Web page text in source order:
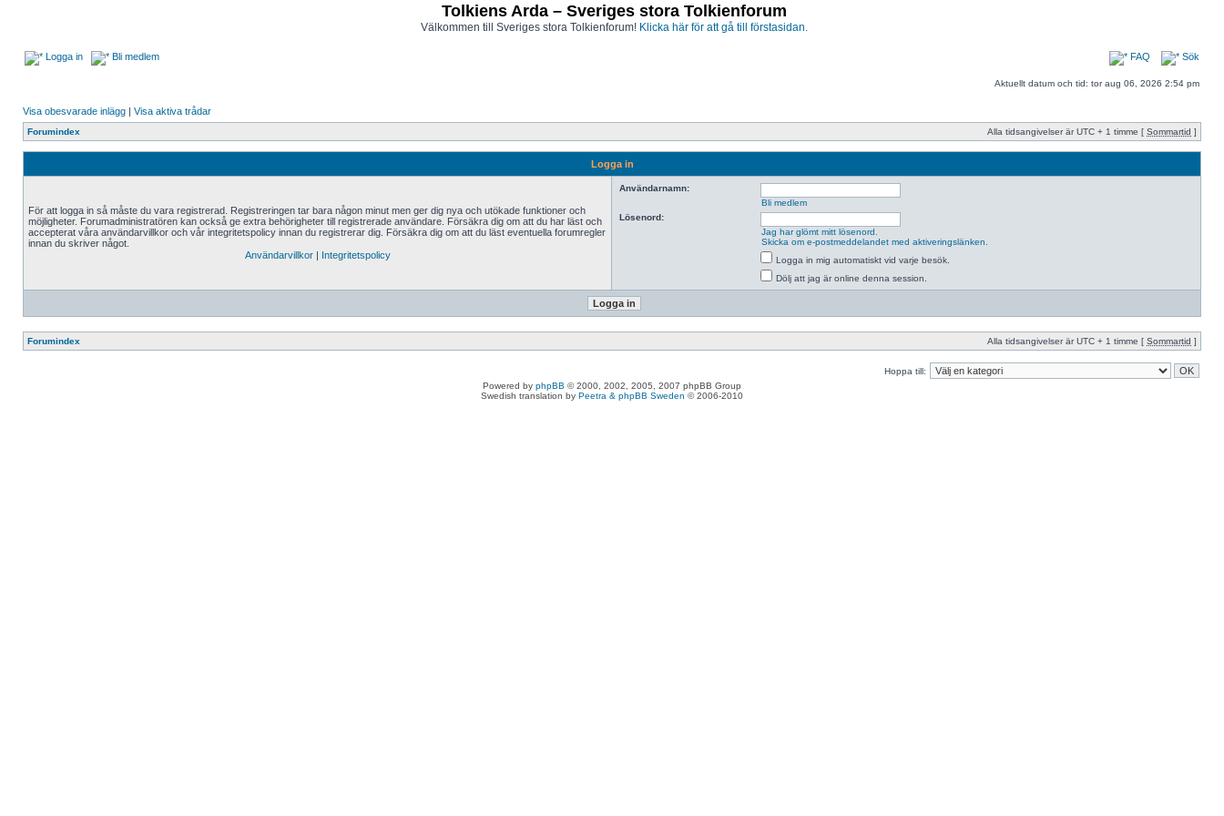
Tolkiens Arda – Sveriges stora Tolkienforum
Välkommen till Sveriges stora Tolkienforum! Klicka här för att gå till förstasidan.
Logga in Bli medlem FAQ Sök
Aktuellt datum och tid: tor aug 06, 2026 2:54 pm
Visa obesvarade inlägg | Visa aktiva trådar
Forumindex Alla tidsangivelser är UTC + 1 timme [ Sommartid ]
Logga in
För att logga in så måste du vara registrerad. Registreringen tar bara någon minut men ger dig nya och utökade funktioner och
möjligheter. Forumadministratören kan också ge extra behörigheter till registrerade användare. Försäkra dig om att du har läst och
accepterat våra användarvillkor och vår integritetspolicy innan du registrerar dig. Försäkra dig om att du läst eventuella forumregler
innan du skriver något.
Användarvillkor| Integritetspolicy
Användarnamn:
Bli medlem
Lösenord:
Jag har glömt mitt lösenord.
Skicka om e-postmeddelandet med aktiveringslänken.
Logga in mig automatiskt vid varje besök.
Dölj att jag är online denna session.
Forumindex Alla tidsangivelser är UTC + 1 timme [ Sommartid ]
Hoppa till:
Powered by phpBB © 2000, 2002, 2005, 2007 phpBB Group
Swedish translation by Peetra & phpBB Sweden © 2006-2010